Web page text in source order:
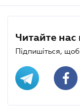
Читайте
Підпишіться, щоб